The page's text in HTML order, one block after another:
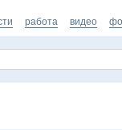
работа видео